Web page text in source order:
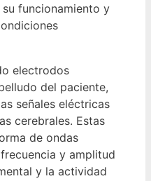
funcionamiento y
electrodos
del paciente,
señales eléctricas
cerebrales. Estas
de ondas
y amplitud
y la actividad